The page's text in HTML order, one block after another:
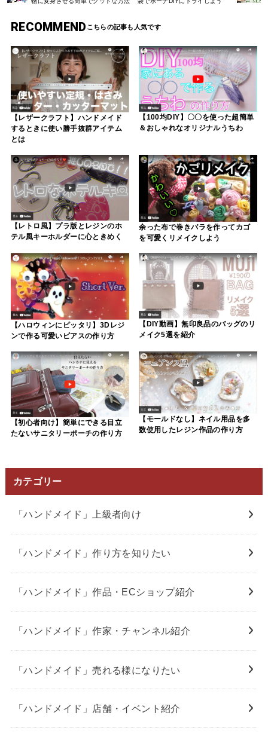
RECOMMEND
【レザークラフト】ハンドメイド
するときに使い勝手抜群アイテム
とは
【100均DIY】〇〇を使った超簡単
＆おしゃれなオリジナルうちわ
【レトロ風】プラ版とレジンのホ
テル風キーホルダーに心ときめく
余った布で巻きバラを作ってカゴ
を可愛くリメイクしよう
【ハロウィンにピッタリ】3Dレジ
ンで作る可愛いピアスの作り方
【DIY動画】無印良品のバッグのリ
メイク5選を紹介
【初心者向け】簡単にできる目立
たないサニタリーポーチの作り方
【モールドなし】ネイル用品を多
数使用したレジン作品の作り方
カテゴリー
「ハンドメイド」上級者向け
「ハンドメイド」作り方を知りたい
「ハンドメイド」作品・ECショップ紹介
「ハンドメイド」作家・チャンネル紹介
「ハンドメイド」売れる様になりたい
「ハンドメイド」店舗・イベント紹介